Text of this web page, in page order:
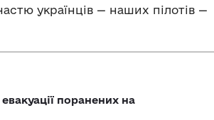
українців — наших пілотів —
поранених на